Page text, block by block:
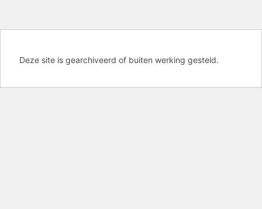
Deze site is gearchiveerd of buiten werking gesteld.